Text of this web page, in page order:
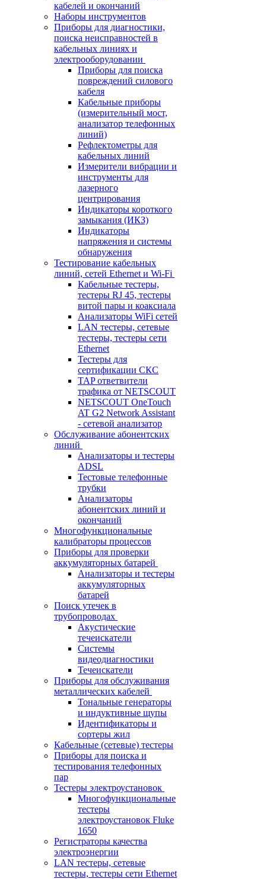
кабелей и окончаний
Наборы инструментов
Приборы для диагностики,
поиска неисправностей в
кабельных линиях и
электрооборудовании
Приборы для поиска
повреждений силового
кабеля
Кабельные приборы
(измерительный мост,
анализатор телефонных
линий)
Рефлектометры для
кабельных линий
Измерители вибрации и
инструменты для
лазерного
центрирования
Индикаторы короткого
замыкания (ИКЗ)
Индикаторы
напряжения и системы
обнаружения
Тестирование кабельных
линий, сетей Ethernet и Wi-Fi
Кабельные тестеры,
тестеры RJ 45, тестеры
витой пары и коаксиала
Анализаторы WiFi сетей
LAN тестеры, сетевые
тестеры, тестеры сети
Ethernet
Тестеры для
сертификации СКС
TAP ответвители
трафика от NETSCOUT
NETSCOUT OneTouch
AT G2 Network Assistant
- сетевой анализатор
Обслуживание абонентских
линий
Анализаторы и тестеры
ADSL
Тестовые телефонные
трубки
Анализаторы
абонентских линий и
окончаний
Многофункциональные
калибраторы процессов
Приборы для проверки
аккумуляторных батарей
Анализаторы и тестеры
аккумуляторных
батарей
Поиск утечек в
трубопроводах
Акустические
течеискатели
Системы
видеодиагностики
Течеискатели
Приборы для обслуживания
металлических кабелей
Тональные генераторы
и индуктивные щупы
Идентификаторы и
сортеры жил
Кабельные (сетевые) тестеры
Приборы для поиска и
тестирования телефонных
пар
Тестеры электроустановок
Многофункциональные
тестеры
электроустановок Fluke
1650
Регистраторы качества
электроэнергии
LAN тестеры, сетевые
тестеры, тестеры сети Ethernet